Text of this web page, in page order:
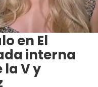
en El
interna
V y